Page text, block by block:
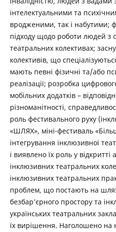
інтелектуальними та
вродженими, так і набутими;
підходу щодо роботи людей з
театральних колективах;
колективів, що
мають певні фізичні та/або
реалізації; розробка
мобільних додатків –
різноманітності,
роль фестивального руху
«ШЛЯХ», міні-фестиваль
інтегрування інклюзивної
і виявлено їх роль у відкритті
інклюзивних театральних
інклюзивних театральних
проблем, що постають на
безбар’єрного простору та
українських театральних
їх вирішення. Наголошено на